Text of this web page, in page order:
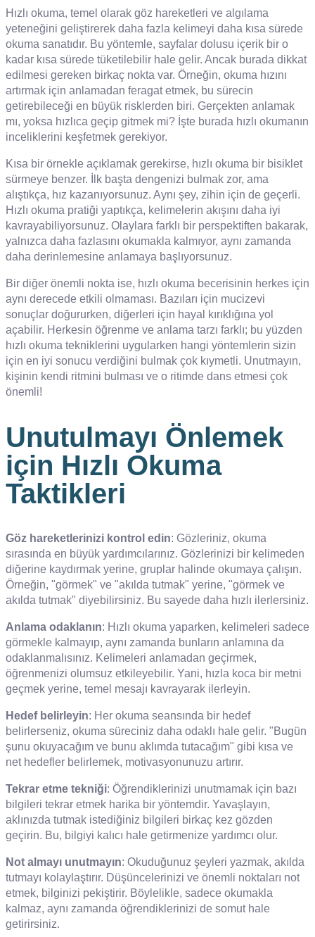
Hızlı okuma, temel olarak göz hareketleri ve algılama
yeteneğini geliştirerek daha fazla kelimeyi daha kısa sürede
okuma sanatıdır. Bu yöntemle, sayfalar dolusu içerik bir o
kadar kısa sürede tüketilebilir hale gelir. Ancak burada dikkat
edilmesi gereken birkaç nokta var. Örneğin, okuma hızını
artırmak için anlamadan feragat etmek, bu sürecin
getirebileceği en büyük risklerden biri. Gerçekten anlamak
mı, yoksa hızlıca geçip gitmek mi? İşte burada hızlı okumanın
inceliklerini keşfetmek gerekiyor.
Kısa bir örnekle açıklamak gerekirse, hızlı okuma bir bisiklet
sürmeye benzer. İlk başta dengenizi bulmak zor, ama
alıştıkça, hız kazanıyorsunuz. Aynı şey, zihin için de geçerli.
Hızlı okuma pratiği yaptıkça, kelimelerin akışını daha iyi
kavrayabiliyorsunuz. Olaylara farklı bir perspektiften bakarak,
yalnızca daha fazlasını okumakla kalmıyor, aynı zamanda
daha derinlemesine anlamaya başlıyorsunuz.
Bir diğer önemli nokta ise, hızlı okuma becerisinin herkes için
aynı derecede etkili olmaması. Bazıları için mucizevi
sonuçlar doğururken, diğerleri için hayal kırıklığına yol
açabilir. Herkesin öğrenme ve anlama tarzı farklı; bu yüzden
hızlı okuma tekniklerini uygularken hangi yöntemlerin sizin
için en iyi sonucu verdiğini bulmak çok kıymetli. Unutmayın,
kişinin kendi ritmini bulması ve o ritimde dans etmesi çok
önemli!
Unutulmayı Önlemek
için Hızlı Okuma
Taktikleri
Göz hareketlerinizi kontrol edin: Gözleriniz, okuma
sırasında en büyük yardımcılarınız. Gözlerinizi bir kelimeden
diğerine kaydırmak yerine, gruplar halinde okumaya çalışın.
Örneğin, "görmek" ve "akılda tutmak" yerine, "görmek ve
akılda tutmak" diyebilirsiniz. Bu sayede daha hızlı ilerlersiniz.
Anlama odaklanın: Hızlı okuma yaparken, kelimeleri sadece
görmekle kalmayıp, aynı zamanda bunların anlamına da
odaklanmalısınız. Kelimeleri anlamadan geçirmek,
öğrenmenizi olumsuz etkileyebilir. Yani, hızla koca bir metni
geçmek yerine, temel mesajı kavrayarak ilerleyin.
Hedef belirleyin: Her okuma seansında bir hedef
belirlerseniz, okuma süreciniz daha odaklı hale gelir. "Bugün
şunu okuyacağım ve bunu aklımda tutacağım" gibi kısa ve
net hedefler belirlemek, motivasyonunuzu artırır.
Tekrar etme tekniği: Öğrendiklerinizi unutmamak için bazı
bilgileri tekrar etmek harika bir yöntemdir. Yavaşlayın,
aklınızda tutmak istediğiniz bilgileri birkaç kez gözden
geçirin. Bu, bilgiyi kalıcı hale getirmenize yardımcı olur.
Not almayı unutmayın: Okuduğunuz şeyleri yazmak, akılda
tutmayı kolaylaştırır. Düşüncelerinizi ve önemli noktaları not
etmek, bilginizi pekiştirir. Böylelikle, sadece okumakla
kalmaz, aynı zamanda öğrendiklerinizi de somut hale
getirirsiniz.